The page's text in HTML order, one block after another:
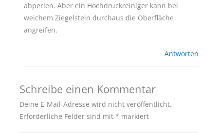
abperlen. Aber ein Hochdruckreiniger kann bei
weichem Ziegelstein durchaus die Oberfläche
angreifen.
Antworten
Schreibe einen Kommentar
Deine E-Mail-Adresse wird nicht veröffentlicht.
Erforderliche Felder sind mit * markiert